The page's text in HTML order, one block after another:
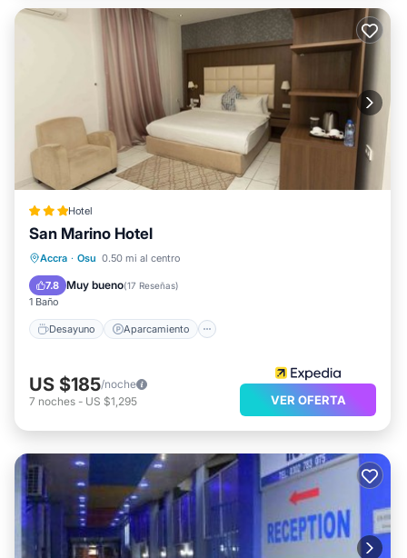
Hotel
San Marino Hotel
Accra · Osu 0.50 mi al centro
7.8 Muy bueno(17 Reseñas)
1 Baño
Desayuno Aparcamiento
Desayuno Aparcamiento
Cocina
US $185/noche
7 noches - US $1,295 VER OFERTA